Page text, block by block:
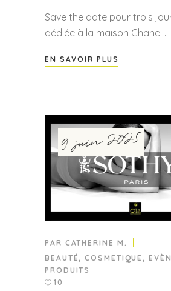
Save the date pour trois
dédiée à la maison Chanel
EN SAVOIR PLUS
9 juin 2025
PAR CATHERINE M.
BEAUTÉ ,COSMETIQUE ,
PRODUITS
10